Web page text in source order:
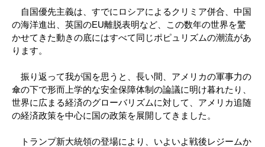
自国優先主義は、すでにロシアによるクリミア併合、中国
の海洋進出、英国のEU離脱表明など、この数年の世界を驚
かせてきた動きの底にはすべて同じポピュリズムの潮流があ
ります。
振り返って我が国を思うと、長い間、アメリカの軍事力の
傘の下で形而上学的な安全保障体制の論議に明け暮れたり、
世界に広まる経済のグローバリズムに対して、アメリカ追随
の経済政策を中心に国の政策を展開してきました。
トランプ新大統領の登場により、いよいよ戦後レジームか